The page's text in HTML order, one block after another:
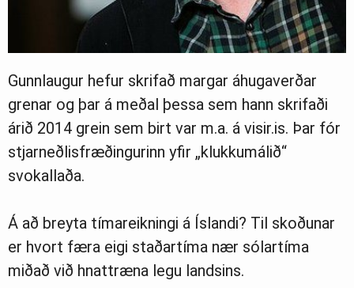
Gunnlaugur hefur skrifað margar áhugaverðar
grenar og þar á meðal þessa sem hann skrifaði
árið 2014 grein sem birt var m.a. á visir.is. Þar fór
stjarneðlisfræðingurinn yfir „klukkumálið“
svokallaða.
Á að breyta tímareikningi á Íslandi? Til skoðunar
er hvort færa eigi staðartíma nær sólartíma
miðað við hnattræna legu landsins.